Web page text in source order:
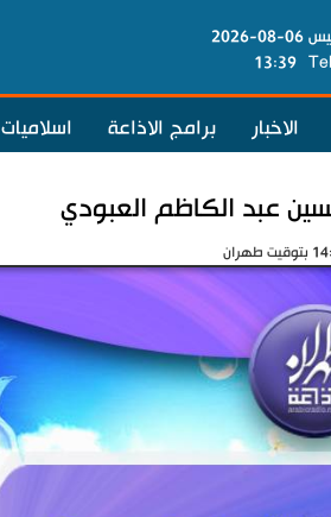
2026
13:39
الاخبار برامج الاذاعة اسلاميات
عبد الكاظم العبودي